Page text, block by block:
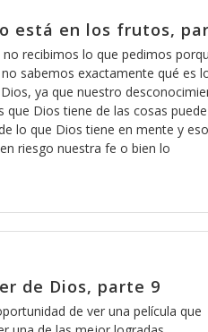
está en los frutos,
no recibimos lo que pedimos
sabemos exactamente qué es
ya que nuestro
que Dios tiene de las cosas
lo que Dios tiene en mente y eso
riesgo nuestra fe o bien lo
de Dios, parte 9
de ver una película que